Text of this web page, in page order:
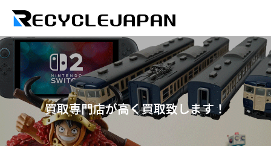
買取専門店が高く買取致します！